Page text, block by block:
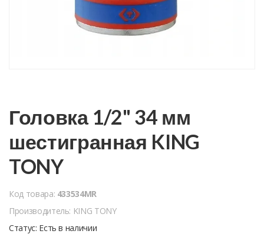
Головка 1/2" 34 мм
шестигранная KING
TONY
Код товара: 433534MR
Производитель: KING TONY
Статус: Есть в наличии